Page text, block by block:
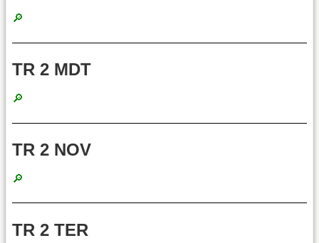
🔎
TR 2 MDT
🔎
TR 2 NOV
🔎
TR 2 TER